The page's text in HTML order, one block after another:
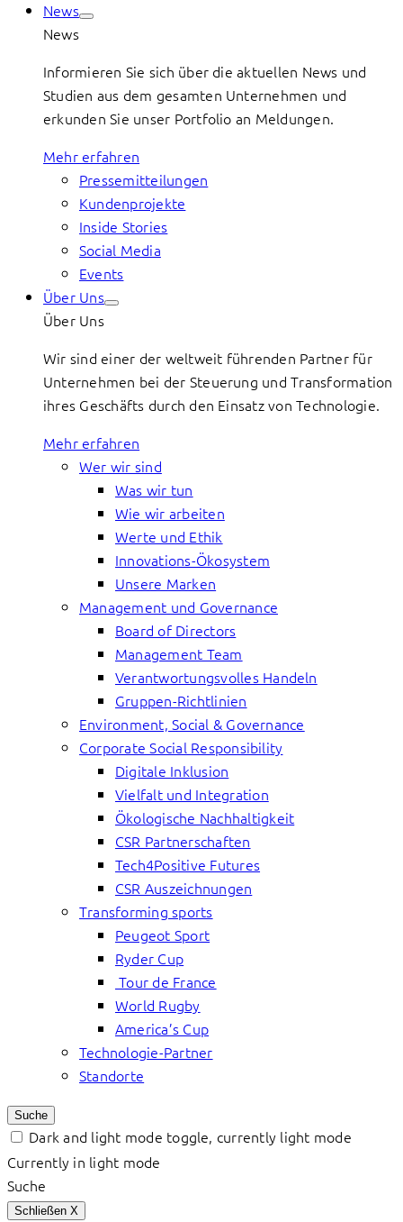
News
News
Informieren Sie sich über die aktuellen News und
Studien aus dem gesamten Unternehmen und
erkunden Sie unser Portfolio an Meldungen.
Mehr erfahren
Pressemitteilungen
Kundenprojekte
Inside Stories
Social Media
Events
Über Uns
Über Uns
Wir sind einer der weltweit führenden Partner für
Unternehmen bei der Steuerung und Transformation
ihres Geschäfts durch den Einsatz von Technologie.
Mehr erfahren
Wer wir sind
Was wir tun
Wie wir arbeiten
Werte und Ethik
Innovations-Ökosystem
Unsere Marken
Management und Governance
Board of Directors
Management Team
Verantwortungsvolles Handeln
Gruppen-Richtlinien
Environment, Social & Governance
Corporate Social Responsibility
Digitale Inklusion
Vielfalt und Integration
Ökologische Nachhaltigkeit
CSR Partnerschaften
Tech4Positive Futures
CSR Auszeichnungen
Transforming sports
Peugeot Sport
Ryder Cup
Tour de France
World Rugby
America’s Cup
Technologie-Partner
Standorte
Suche
Dark and light mode toggle, currently light mode
Currently in light mode
Suche
Schließen X